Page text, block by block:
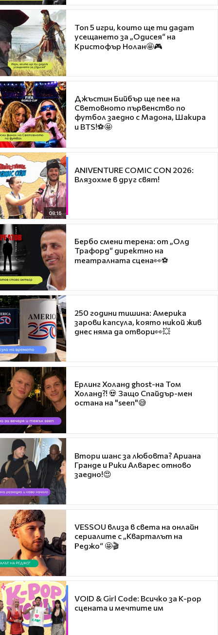
Топ 5 игри, които ще ти дадат
усещането за „Одисея“ на
Кристофър Нолан🤩🎮
Джъстин Бийбър ще пее на
Световното първенство по
футбол заедно с Мадона, Шакира
и BTS!⚽🤩
08:16
ANIVENTURE COMIC CON 2026:
Влязохме в друг свят!
Бербо смени терена: от „Олд
Трафорд“ директно на
театралната сцена👀⚽
250 години тишина: Америка
зарови капсула, която никой жив
днес няма да отвори👀💥
Ерлинг Холанд ghost-на Том
Холанд?! 💀 Защо Спайдър-мен
остана на "seen"😅
Втори шанс за любовта? Ариана
Гранде и Рики Алварес отново
заедно!😍
VESSOU влиза в света на онлайн
сериалите с „Кварталът на
Реджо“ 🤩🎬
VOID & Girl Code: Всичко за K-pop
сцената и мечтите им